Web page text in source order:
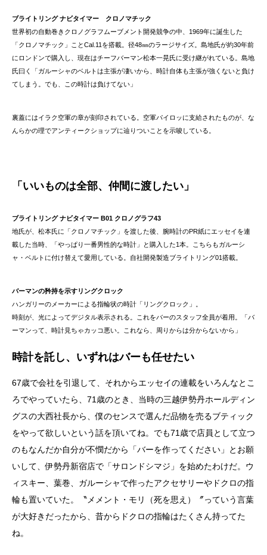
ブライトリング ナビタイマー クロノマチック
世界初の自動巻きクロノグラフムーブメント開発競争の中、1969年に誕生した
「クロノマチック」ことCal.11を搭載。径48㎜のラージサイズ。島地氏が約30年前
にロンドンで購入し、現在はチーフバーマン松本一晃氏に受け継がれている。島地
氏曰く「ガルーシャのベルトは主張が凄いから、時計自体も主張が強くないと負け
てしまう。でも、この時計は負けてない」
裏蓋にはイラク空軍の章が刻印されている。空軍パイロッに支給されたものが、な
んらかの理でアンティークショップに辿りついことを示唆している。
「いいものは全部、仲間に渡したい」
ブライトリング ナビタイマー B01 クロノグラフ43
地氏が、松本氏に「クロノマチック」を渡した後、腕時計のPR紙にエッセイを連
載した当時、「やっぱり一番男性的な時計」と購入した1本。こちらもガルーシ
ャ・ベルトに付け替えて愛用している。自社開発製造ブライトリング01搭載。
バーマンの矜持を示すリングクロック
ハンガリーのメーカーによる指輪状の時計「リングクロック」。
時刻が、光によってデジタル表示される。これをバーのスタッフ全員が着用。「バ
ーマンって、時計見ちゃカッコ悪い。これなら、周りからは分からないから」
時計を託し、いずれはバーも任せたい
67歳で会社を引退して、それからエッセイの連載をいろんなとこ
ろでやっていたら、71歳のとき、当時の三越伊勢丹ホールディン
グスの大西社長から、僕のセンスで選んだ品物を売るブティック
をやって欲しいという話を頂いてね。でも71歳で店員として立つ
のもなんだか自分が不憫だから「バーを作ってください」とお願
いして、伊勢丹新宿店で「サロンドシマジ」を始めたわけだ。ウ
ィスキー、葉巻、ガルーシャで作ったアクセサリーやドクロの指
輪も置いていた。〝メメント・モリ（死を思え）〞っていう言葉
が大好きだったから、昔からドクロの指輪はたくさん持ってた
ね。